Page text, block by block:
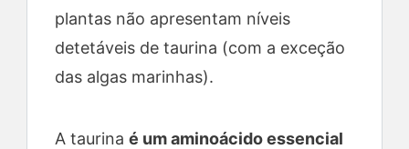
V
i
d
plantas não apresentam níveis
detetáveis de taurina (com a exceção
das algas marinhas).
A taurina é um aminoácido essencial